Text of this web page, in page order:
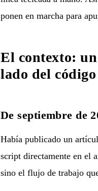
ponen en marcha para
El contexto:
lado del código
De septiembre de
Había publicado un
script directamente en el
sino el flujo de trabajo